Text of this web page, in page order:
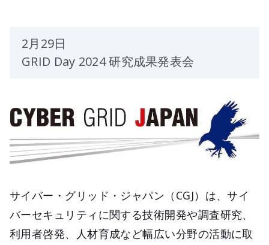
2月29日
GRID Day 2024 研究成果発表会
サイバー・グリッド・ジャパン（CGJ）は、サイ
バーセキュリティに関する技術開発や調査研究、
利用者啓発、人材育成など幅広い分野の活動に取